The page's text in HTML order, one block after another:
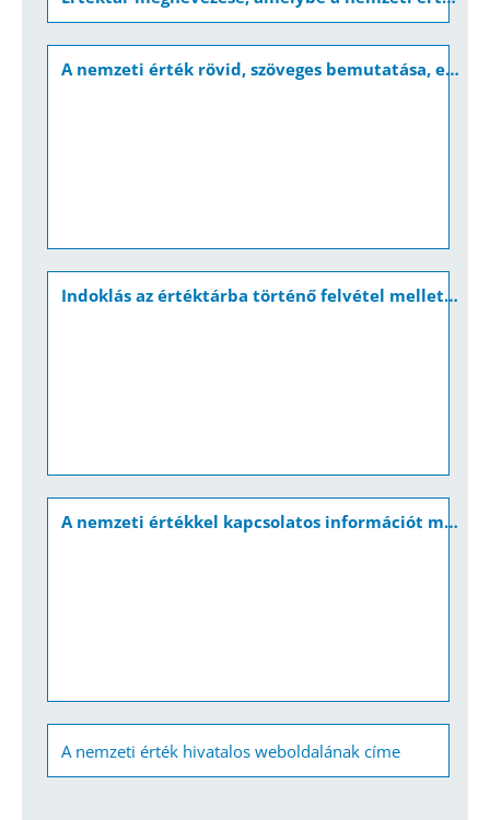
A nemzeti érték rövid, szöveges bemutatása, egyedi jellemzőinek és történetének leírása
Indoklás az értéktárba történő felvétel mellett
A nemzeti értékkel kapcsolatos információt megjelenítő források listája (bibliográfia, honlapok, multimédiás források)
A nemzeti érték hivatalos weboldalának címe